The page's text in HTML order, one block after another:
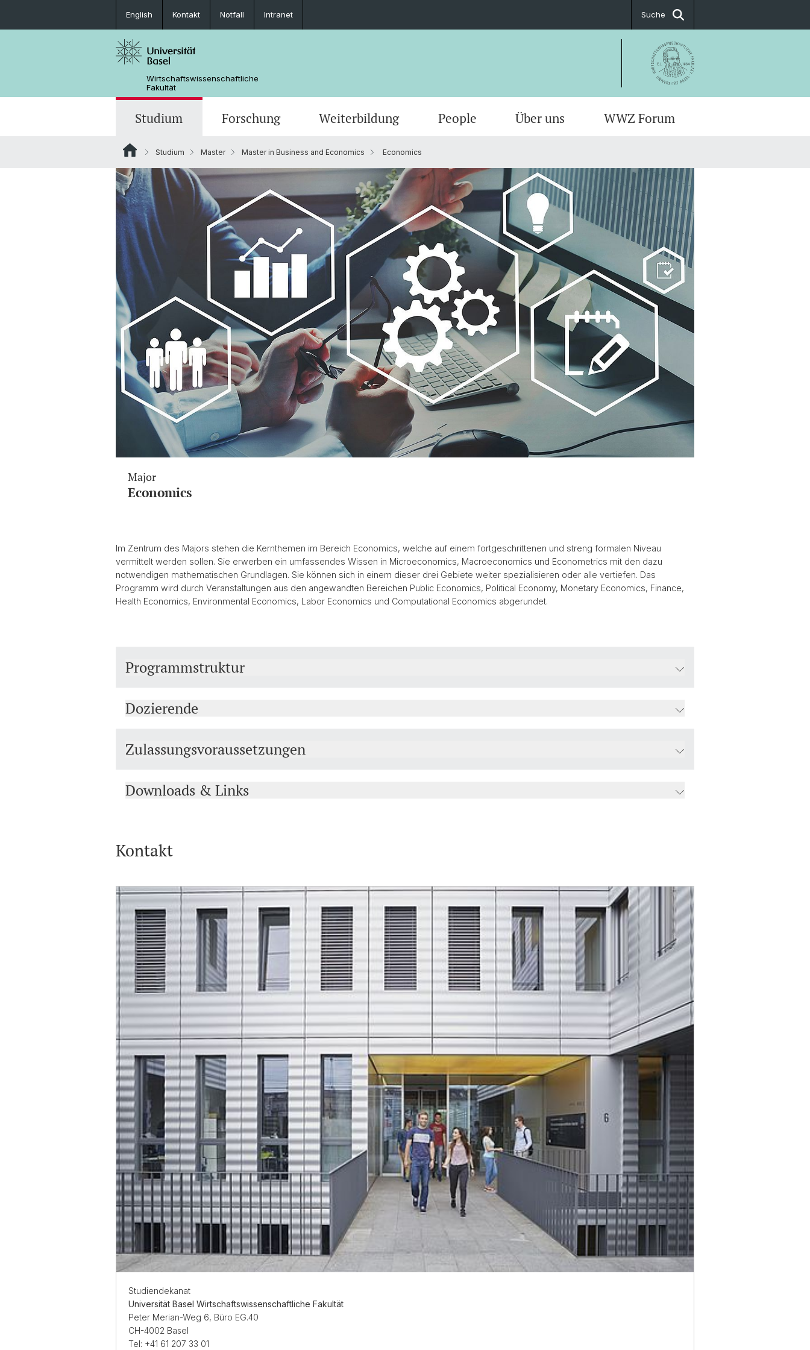
English Kontakt Notfall Intranet Suche
Wirtschaftswissenschaftliche
Fakultät
Studium Forschung Weiterbildung People Über uns WWZ Forum
Studium Master Master in Business and Economics Economics
Major
Economics
Im Zentrum des Majors stehen die Kernthemen im Bereich Economics, welche auf einem fortgeschrittenen und streng formalen Niveau
vermittelt werden sollen. Sie erwerben ein umfassendes Wissen in Microeconomics, Macroeconomics und Econometrics mit den dazu
notwendigen mathematischen Grundlagen. Sie können sich in einem dieser drei Gebiete weiter spezialisieren oder alle vertiefen. Das
Programm wird durch Veranstaltungen aus den angewandten Bereichen Public Economics, Political Economy, Monetary Economics, Finance,
Health Economics, Environmental Economics, Labor Economics und Computational Economics abgerundet.
Programmstruktur
Dozierende
Zulassungsvoraussetzungen
Downloads & Links
Kontakt
Studiendekanat
Universität Basel Wirtschaftswissenschaftliche Fakultät
Peter Merian-Weg 6, Büro EG.40
CH-4002 Basel
Tel: +41 61 207 33 01